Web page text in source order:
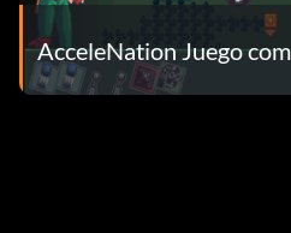
AcceleNation Juego